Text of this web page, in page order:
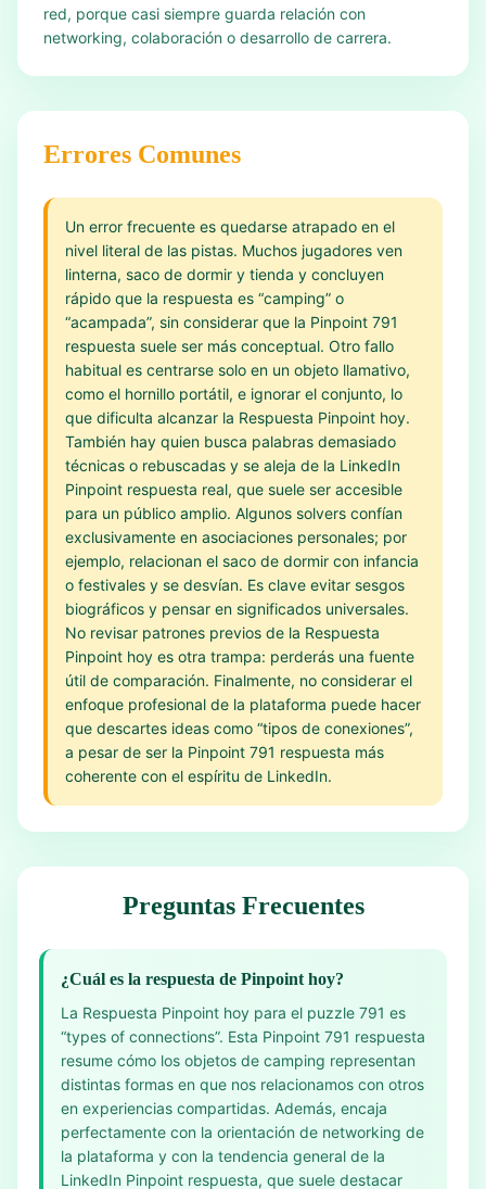
red, porque casi siempre guarda relación con
networking, colaboración o desarrollo de carrera.
Errores Comunes
Un error frecuente es quedarse atrapado en el
nivel literal de las pistas. Muchos jugadores ven
linterna, saco de dormir y tienda y concluyen
rápido que la respuesta es “camping” o
“acampada”, sin considerar que la Pinpoint 791
respuesta suele ser más conceptual. Otro fallo
habitual es centrarse solo en un objeto llamativo,
como el hornillo portátil, e ignorar el conjunto, lo
que dificulta alcanzar la Respuesta Pinpoint hoy.
También hay quien busca palabras demasiado
técnicas o rebuscadas y se aleja de la LinkedIn
Pinpoint respuesta real, que suele ser accesible
para un público amplio. Algunos solvers confían
exclusivamente en asociaciones personales; por
ejemplo, relacionan el saco de dormir con infancia
o festivales y se desvían. Es clave evitar sesgos
biográficos y pensar en significados universales.
No revisar patrones previos de la Respuesta
Pinpoint hoy es otra trampa: perderás una fuente
útil de comparación. Finalmente, no considerar el
enfoque profesional de la plataforma puede hacer
que descartes ideas como “tipos de conexiones”,
a pesar de ser la Pinpoint 791 respuesta más
coherente con el espíritu de LinkedIn.
Preguntas Frecuentes
¿Cuál es la respuesta de Pinpoint hoy?
La Respuesta Pinpoint hoy para el puzzle 791 es
“types of connections”. Esta Pinpoint 791 respuesta
resume cómo los objetos de camping representan
distintas formas en que nos relacionamos con otros
en experiencias compartidas. Además, encaja
perfectamente con la orientación de networking de
la plataforma y con la tendencia general de la
LinkedIn Pinpoint respuesta, que suele destacar